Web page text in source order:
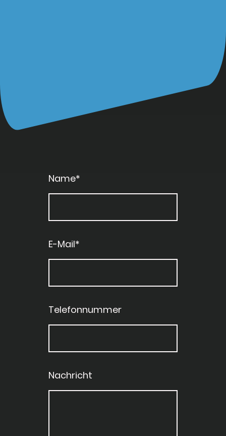
Name*
E-Mail*
Telefonnummer
Nachricht